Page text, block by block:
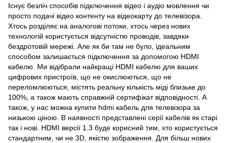
Існує безліч способів підключення відео і аудіо мовлення чи
просто подачі відео контенту на відеокарту до телевізора.
Хтось розділяє на аналогові потоки, хтось через нових
технологій користується відсутністю проводів, завдяки
бездротовій мережі. Але як би там не було, ідеальним
способом залишається підключення за допомогою HDMI
кабелю. Ми відібрали найкращі HDMI кабелю для ваших
цифрових пристроїв, що не окислюються, що не
переломлюються, містять реальну кількість міді близьке до
100%, а також мають справжній сертифікат відповідності. А
також, у нас можна купити hdmi кабель для телевізора за
низькою ціною. В наявності представлені серії кабелів як старі
так і нові. HDMI версії 1.3 буде корисний тим, хто користується
стандартним, чи не 3D, якістю зображення. Для більш нових